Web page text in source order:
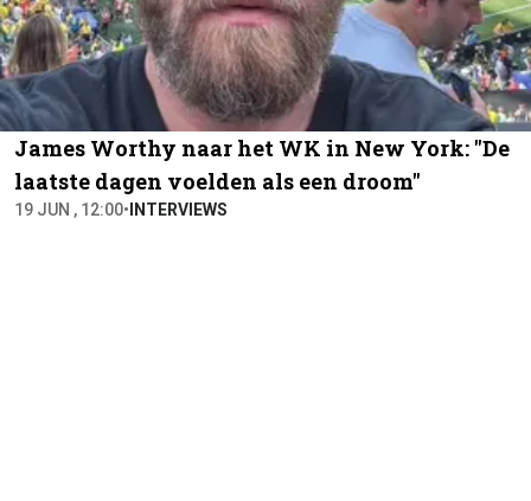
James Worthy naar het WK in New York: "De
laatste dagen voelden als een droom"
19 JUN , 12:00• INTERVIEWS